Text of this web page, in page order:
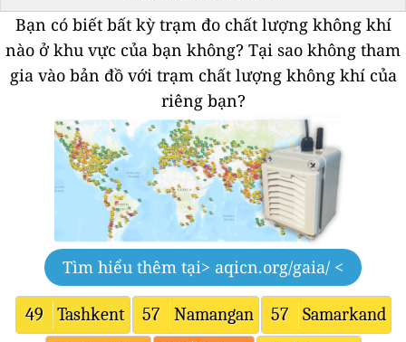
Bạn có biết bất kỳ trạm đo chất lượng không khí
nào ở khu vực của bạn không? Tại sao không tham
gia vào bản đồ với trạm chất lượng không khí của
riêng bạn?
Tìm hiểu thêm tại> aqicn.org/gaia/ <
49 Tashkent 57 Namangan 57
Samarkand